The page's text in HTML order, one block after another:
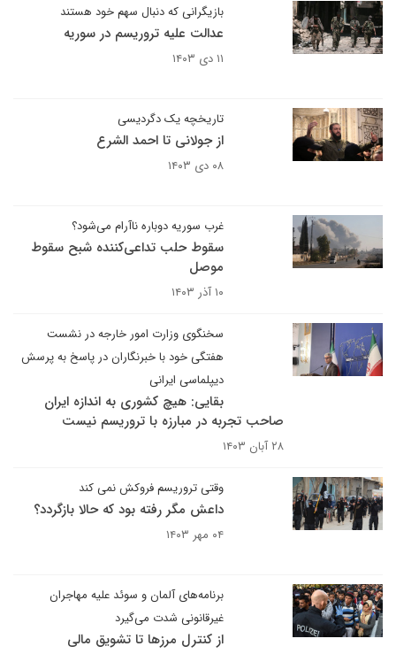
بازیگرانی که دنبال سهم خود هستند
عدالت علیه تروریسم در سوریه
۱۱ دی ۱۴۰۳
تاریخچه یک دگردیسی
از جولانی تا احمد الشرع
۰۸ دی ۱۴۰۳
غرب سوریه دوباره ناآرام می‌شود؟
سقوط حلب تداعی‌کننده شبح سقوط
موصل
۱۰ آذر ۱۴۰۳
سخنگوی وزارت امور خارجه در نشست
هفتگی خود با خبرنگاران در پاسخ به پرسش
دیپلماسی ایرانی
بقایی: هیچ کشوری به اندازه ایران
صاحب تجربه در مبارزه با تروریسم نیست
۲۸ آبان ۱۴۰۳
وقتی تروریسم فروکش نمی کند
داعش مگر رفته بود که حالا بازگردد؟
۰۴ مهر ۱۴۰۳
برنامه‌های آلمان و سوئد علیه مهاجران
غیرقانونی شدت می‌گیرد
از کنترل مرزها تا تشویق مالی